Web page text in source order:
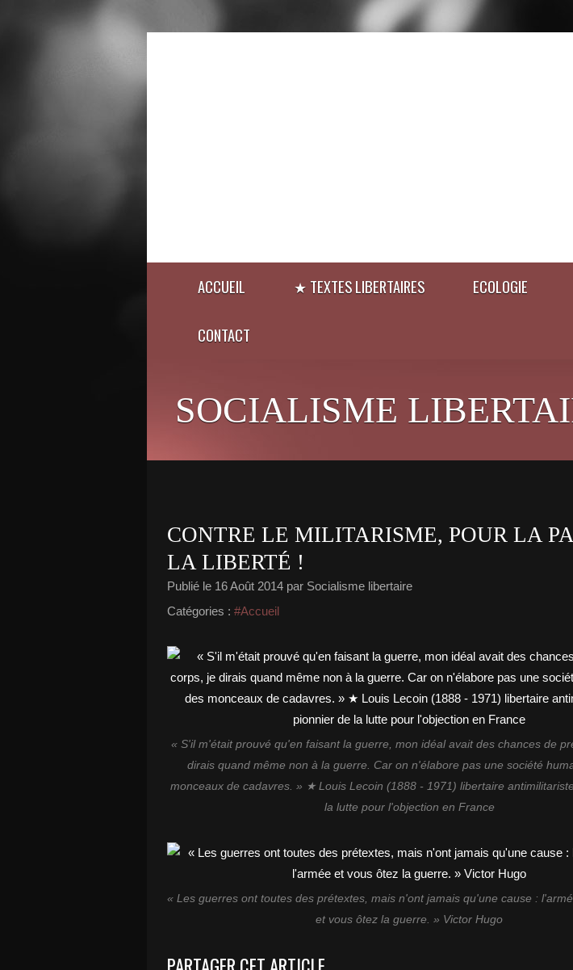
ACCUEIL ★ TEXTES LIBERTAIRES ECOLOGIE
CONTACT
SOCIALISME
CONTRE LE MILITARISME, POUR LA
LA LIBERTÉ !
Publié le 16 Août 2014 par Socialisme libertaire
Catégories : #Accueil
« S'il m'était prouvé qu'en faisant la guerre, mon idéal avait des chances de
dirais quand même non à la guerre. Car on n'élabore pas une société
monceaux de cadavres. » ★ Louis Lecoin (1888 - 1971) libertaire
la lutte pour l'objection en France
« Les guerres ont toutes des prétextes, mais n'ont jamais qu'une cause :
et vous ôtez la guerre. » Victor Hugo